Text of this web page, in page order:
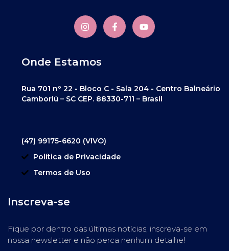
Onde Estamos
Rua 701 nº 22 - Bloco C - Sala 204 - Centro Balneário
Camboriú – SC CEP. 88330-711 – Brasil
(47) 99175-6620 (VIVO)
Política de Privacidade
Termos de Uso
Inscreva-se
Fique por dentro das últimas notícias, inscreva-se em
nossa newsletter e não perca nenhum detalhe!